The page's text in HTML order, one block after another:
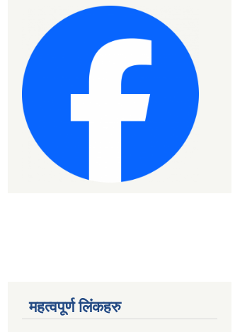
महत्वपूर्ण लिंकहरु